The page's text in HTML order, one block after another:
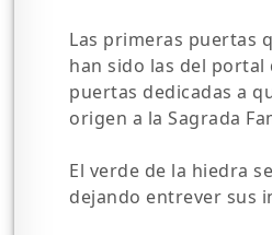
Las primeras puertas
han sido las del portal
puertas dedicadas a
origen a la Sagrada
El verde de la hiedra
dejando entrever sus